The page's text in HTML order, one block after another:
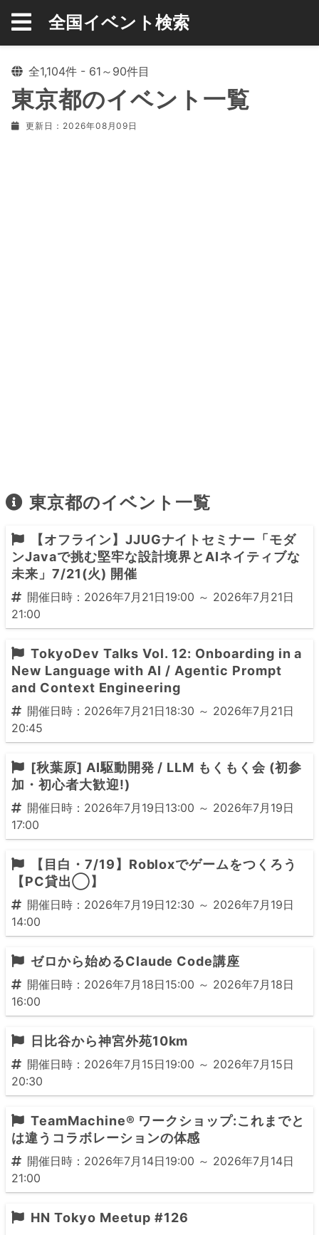
全国イベント検索
全1,104件 - 61～90件目
東京都のイベント一覧
更新日：2026年08月09日
東京都のイベント一覧
【オフライン】JJUGナイトセミナー「モダ
ンJavaで挑む堅牢な設計境界とAIネイティブな
未来」7/21(火) 開催
開催日時：2026年7月21日19:00 ～ 2026年7月21日
21:00
TokyoDev Talks Vol. 12: Onboarding in a
New Language with AI / Agentic Prompt
and Context Engineering
開催日時：2026年7月21日18:30 ～ 2026年7月21日
20:45
[秋葉原] AI駆動開発 / LLM もくもく会 (初参
加・初心者大歓迎!)
開催日時：2026年7月19日13:00 ～ 2026年7月19日
17:00
【目白・7/19】Robloxでゲームをつくろう
【PC貸出◯】
開催日時：2026年7月19日12:30 ～ 2026年7月19日
14:00
ゼロから始めるClaude Code講座
開催日時：2026年7月18日15:00 ～ 2026年7月18日
16:00
日比谷から神宮外苑10km
開催日時：2026年7月15日19:00 ～ 2026年7月15日
20:30
TeamMachine® ワークショップ:これまでと
は違うコラボレーションの体感
開催日時：2026年7月14日19:00 ～ 2026年7月14日
21:00
HN Tokyo Meetup #126